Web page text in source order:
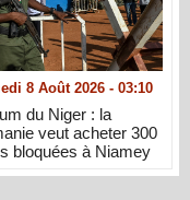
8 Août 2026 - 03:10
du Niger : la
veut acheter 300
bloquées à Niamey